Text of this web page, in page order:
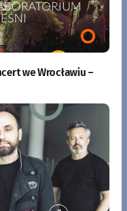
we Wrocławiu –